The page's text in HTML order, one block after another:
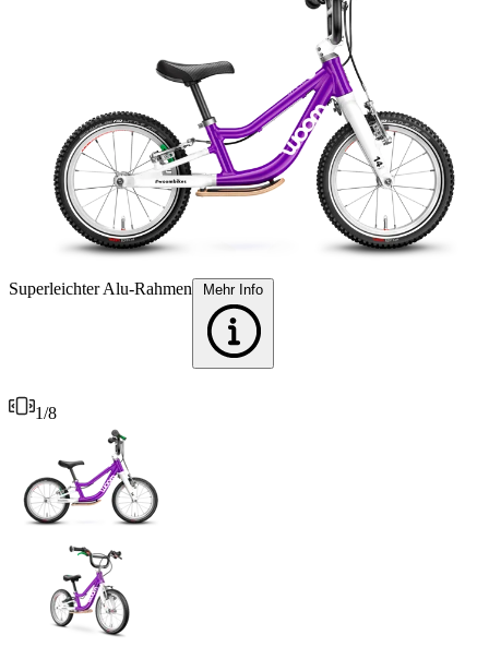
Superleichter Alu-Rahmen
1/8